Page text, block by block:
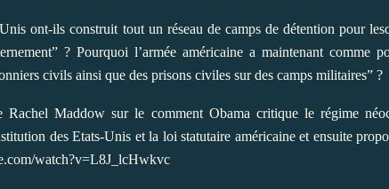
ont-ils construit tout un réseau de camps de détention pour
? Pourquoi l’armée américaine a maintenant comme
civils ainsi que des prisons civiles sur des camps militaires” ?
Maddow sur le comment Obama critique le régime
des Etats-Unis et la loi statutaire américaine et ensuite
watch?v=L8J_lcHwkvc